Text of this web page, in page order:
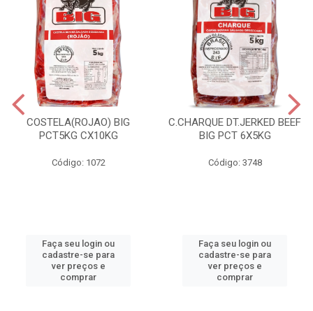
COSTELA(ROJAO) BIG
PCT5KG CX10KG
Código: 1072
Faça seu login ou
cadastre-se para
ver preços e
comprar
C.CHARQUE DT.JERKED BEEF
BIG PCT 6X5KG
Código: 3748
Faça seu login ou
cadastre-se para
ver preços e
comprar